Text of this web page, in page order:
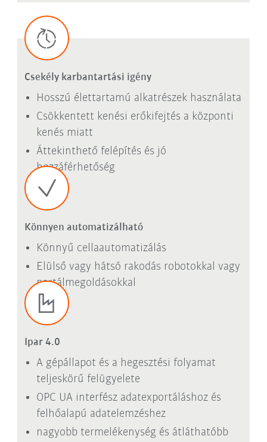
Csekély karbantartási igény
Hosszú élettartamú alkatrészek használata
Csökkentett kenési erőkifejtés a központi
kenés miatt
Áttekinthető felépítés és jó
hozzáférhetőség
Könnyen automatizálható
Könnyű cellaautomatizálás
Elülső vagy hátsó rakodás robotokkal vagy
portálmegoldásokkal
Ipar 4.0
A gépállapot és a hegesztési folyamat
teljeskörű felügyelete
OPC UA interfész adatexportáláshoz és
felhőalapú adatelemzéshez
nagyobb termelékenység és átláthatóbb